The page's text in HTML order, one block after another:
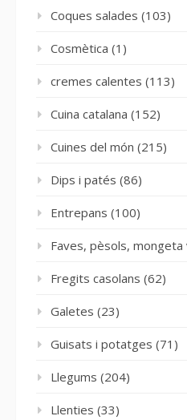
Coques salades (103)
Cosmètica (1)
cremes calentes (113)
Cuina catalana (152)
Cuines del món (215)
Dips i patés (86)
Entrepans (100)
Faves, pèsols, mongeta
Fregits casolans (62)
Galetes (23)
Guisats i potatges (71)
Llegums (204)
Llenties (33)